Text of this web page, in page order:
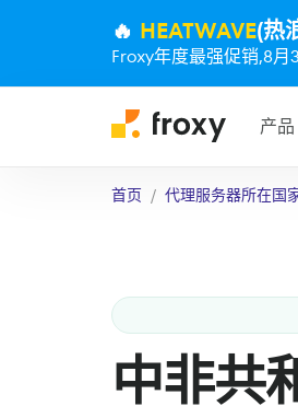
🔥 HEATWAVE(热
Froxy年度最强促销,8月
产品
首页 代理服务器所在国
中非共